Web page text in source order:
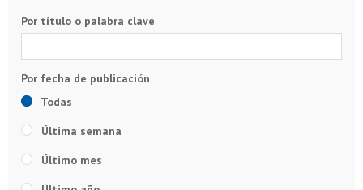
Por título o palabra clave
Todas
Última semana
Último mes